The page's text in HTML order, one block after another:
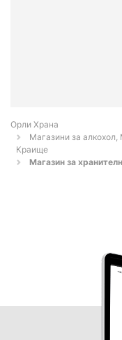
Орли Храна
Магазини за
Краище
Магазин за